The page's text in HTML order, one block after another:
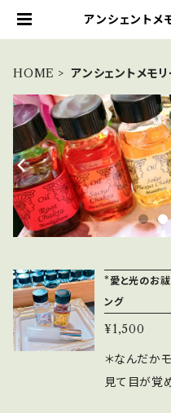
アンシェント
HOME
アンシェントメモ
*愛と光のお
ング
¥1,500
＊なんだか
見て目が覚